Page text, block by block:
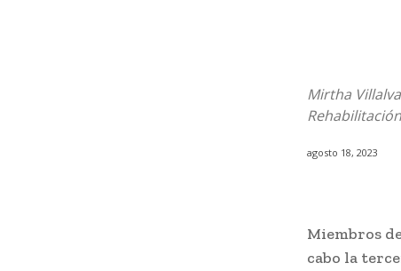
Mirtha
agosto 18, 2023
Miembros
cabo la